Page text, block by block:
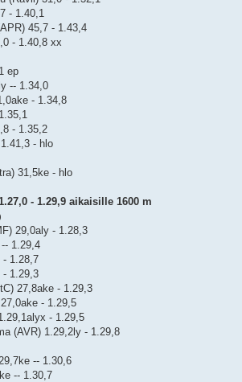
- 1.40,1
45,7 - 1.43,4
- 1.40,8 xx
ep
-- 1.34,0
- 1.34,8
- 1.35,2
- hlo
31,5ke - hlo
- 1.29,9 aikaisille 1600 m
29,0aly - 1.28,3
1.29,4
- 1.28,7
- 1.29,3
27,8ake - 1.29,3
- 1.29,5
- 1.29,5
(AVR) 1.29,2ly - 1.29,8
-- 1.30,6
-- 1.30,7